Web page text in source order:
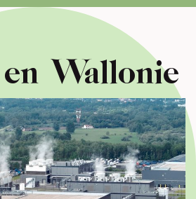
Wallonie